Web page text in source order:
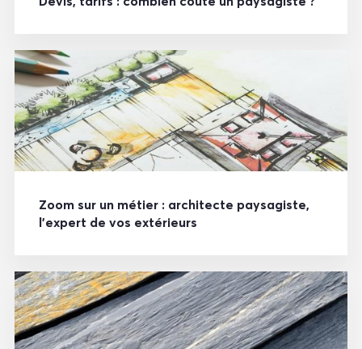
Zoom sur un métier : architecte paysagiste,
l’expert de vos extérieurs